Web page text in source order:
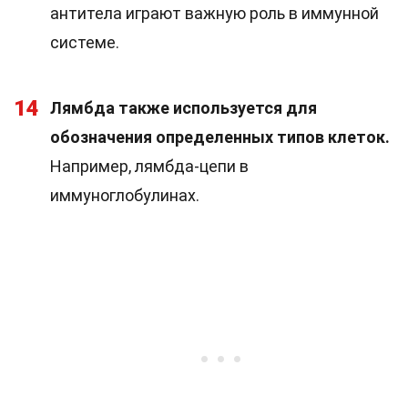
антитела играют важную роль в иммунной
системе.
14
Лямбда также используется для
обозначения определенных типов клеток.
Например, лямбда-цепи в
иммуноглобулинах.